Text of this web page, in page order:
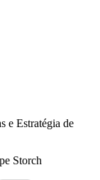
e Estratégia de
Storch